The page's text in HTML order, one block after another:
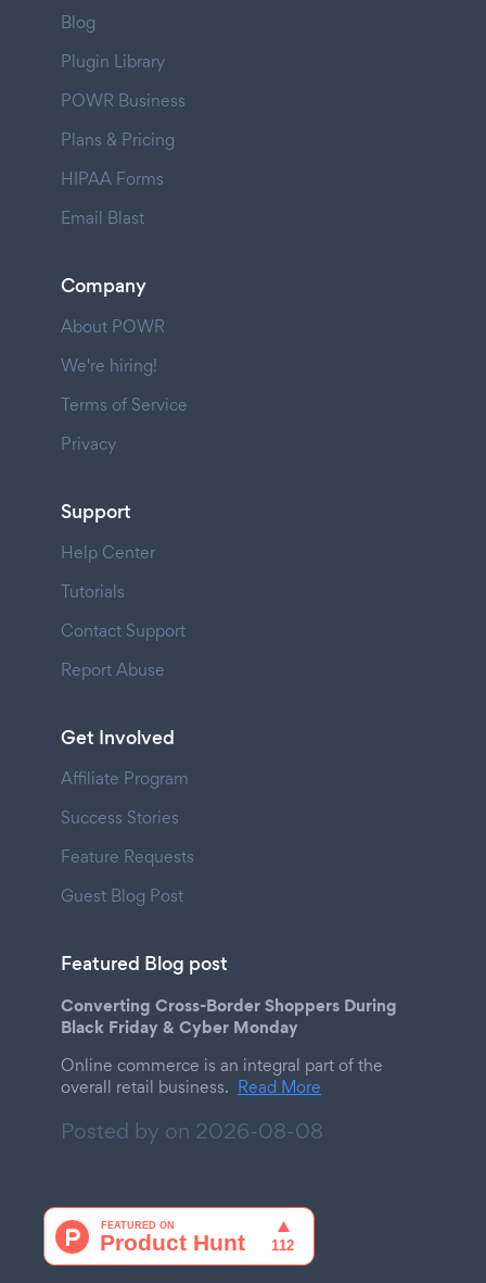
Blog
Plugin Library
POWR Business
Plans & Pricing
HIPAA Forms
Email Blast
Company
About POWR
We're hiring!
Terms of Service
Privacy
Support
Help Center
Tutorials
Contact Support
Report Abuse
Get Involved
Affiliate Program
Success Stories
Feature Requests
Guest Blog Post
Featured Blog post
Converting Cross-Border Shoppers During
Black Friday & Cyber Monday
Online commerce is an integral part of the
overall retail business. Read More
Posted by on 2026-08-08